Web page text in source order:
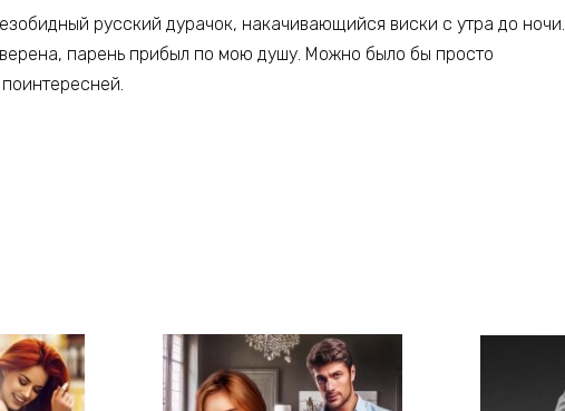
русский дурачок, накачивающийся виски с утра до ночи.
парень прибыл по мою душу. Можно было бы просто